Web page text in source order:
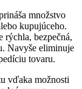
množstvo
kupujúceho.
rýchla, bezpečná,
Navyše eliminuje
tovaru.
vďaka možnosti